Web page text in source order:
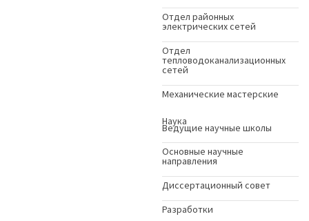
Отдел районных
электрических сетей
Отдел
тепловодоканализационных
сетей
Механические мастерские
Наука
Ведущие научные школы
Основные научные
направления
Диссертационный совет
Разработки